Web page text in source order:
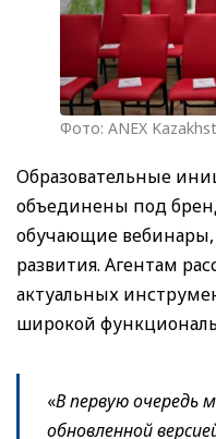
Фото: ANEX
Образовательные
объединены под
обучающие вебинары,
развития. Агентам
актуальных
широкой
«В первую очередь
обновленной